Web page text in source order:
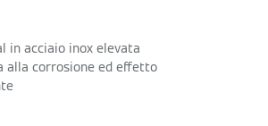
in acciaio inox elevata
alla corrosione ed effetto